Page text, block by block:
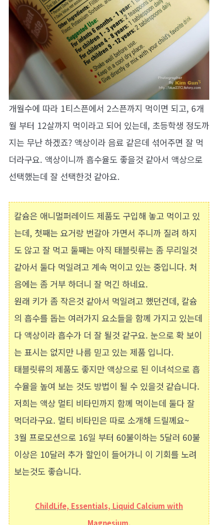
개월수에 따라 1티스픈에서 2스픈까지 먹이면 되고, 6개
월 부터 12살까지 먹이라고 되어 있는데, 초등학생 정도까
지는 무난 하겠죠? 액상이라 음료 같은데 섞어주면 잘 먹
더라구요. 액상이니까 흡수율도 좋을것 같아서 액상으로
선택했는데 잘 선택한것 같아요.
칼슘은 애니멀퍼레이드 제품도 구입해 놓고 먹이고 있
는데, 첫째는 요거랑 번갈아 가면서 주니까 질려 하지
도 않고 잘 먹고 둘째는 아직 태블릿류는 좀 무리일것
같아서 둘다 먹일려고 계속 먹이고 있는 중입니다. 처
음에는 좀 거부 하더니 잘 먹긴 하네요.
원래 키가 좀 작은것 같아서 먹일려고 했던건데, 칼슘
의 흡수를 돕는 여러가지 요소들을 함께 가지고 있는데
다 액상이라 흡수가 더 잘 될것 같구요. 눈으로 확 보이
는 표시는 없지만 나름 믿고 있는 제품 입니다.
태블릿류의 제품도 좋지만 액상으로 된 이녀석으로 흡
수율을 높여 보는 것도 방법이 될 수 있을것 같습니다.
저희는 액상 멀티 비타민까지 함께 먹이는데 둘다 잘
먹더라구요. 멀티 비타민은 따로 소개해 드릴께요~
3월 프로모션으로 16일 부터 60불이하는 5달러 60불
이상은 10달러 추가 할인이 들어가니 이 기회를 노려
보는것도 좋습니다.
ChildLife, Essentials, Liquid Calcium with
Magnesium,